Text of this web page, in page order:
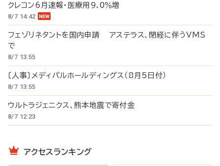
クレコン6月速報・医療用9.0％増
8/7 14:42
フェゾリネタントを国内申請 アステラス、閉経に伴うVMS
で
8/7 13:55
〔人事〕メディパルホールディングス（8月5日付）
8/7 13:55
ウルトラジェニクス、熊本地震で寄付金
8/7 12:23
アクセスランキング